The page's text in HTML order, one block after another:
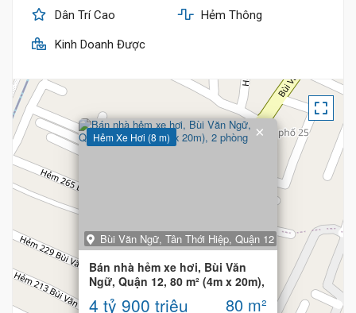
Dân Trí Cao Hẻm Thông
Kinh Doanh Được
Hẻm Xe Hơi (8 m)
Bùi Văn Ngữ, Tân Thới Hiệp, Quận 12
Bán nhà hẻm xe hơi, Bùi Văn
Ngữ, Quận 12, 80 m² (4m x 20m),
2 phòng
4 tỷ 900 triệu 80 m²
×